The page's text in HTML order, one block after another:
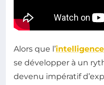
Alors que l’
se développer à un
devenu impératif